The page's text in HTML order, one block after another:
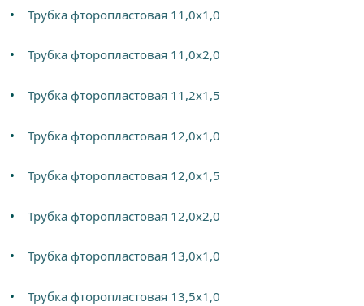
Трубка фторопластовая 11,0х1,0
Трубка фторопластовая 11,0х2,0
Трубка фторопластовая 11,2х1,5
Трубка фторопластовая 12,0х1,0
Трубка фторопластовая 12,0х1,5
Трубка фторопластовая 12,0х2,0
Трубка фторопластовая 13,0х1,0
Трубка фторопластовая 13,5х1,0